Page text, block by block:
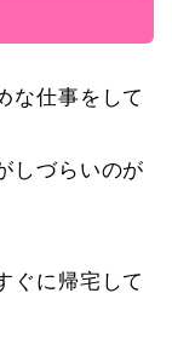
な仕事をして
しづらいのが
ぐに帰宅して